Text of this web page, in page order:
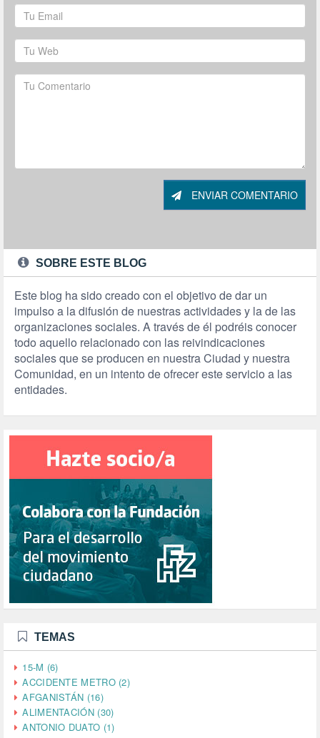
ENVIAR COMENTARIO
SOBRE ESTE BLOG
Este blog ha sido creado con el objetivo de dar un
impulso a la difusión de nuestras actividades y la de las
organizaciones sociales. A través de él podréis conocer
todo aquello relacionado con las reivindicaciones
sociales que se producen en nuestra Ciudad y nuestra
Comunidad, en un intento de ofrecer este servicio a las
entidades.
TEMAS
15-M (6)
ACCIDENTE METRO (2)
AFGANISTÁN (16)
ALIMENTACIÓN (30)
ANTONIO DUATO (1)